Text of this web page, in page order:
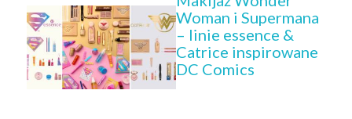
Woman i Supermana
– linie essence &
Catrice inspirowane
DC Comics